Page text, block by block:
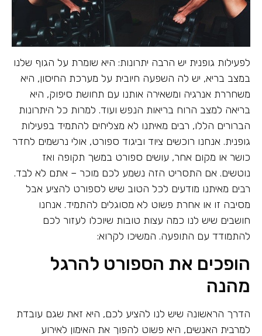
לפעילות גופנית יש הרבה יתרונות: היא שומרת על הגוף שלנו
במצב בריא, יש לה השפעה חיובית על מערכת החיסון, היא
משחררת אנרגיה ומשאירה אותנו עם תחושת סיפוק, היא
בריאה למצב הרוח בריאות הנפש ועוד. למרות כל היתרונות
הברורים הללו, רבים מאיתנו לא מצליחים להתמיד בפעילות
גופנית. אנחנו רוכשים ציוד וביגוד ספורט, אולי נרשמים לחדר
כושר או מקום אחר, עושים ספורט במשך תקופה ואז
נוטשים. אם התסריט הזה נשמע לכם מוכר – אתם לא לבד.
רבים מאיתנו מודעים לכל הטוב שיש לספורט להציע אבל
מסיבה זו או אחרת פשוט לא מסוגלים להתמיד. אנחנו
חושבים שיש לנו כמה עצות טובות שיוכלו לעזור לכם
להתמודד עם התופעה. המשיכו לקרוא:
הופכים את הספורט להרגל
מהנה
הדרך הראשונה שיש לנו להציע לכם, היא זאת שגם עובדת
למרבית האנשים, היא פשוט להפוך את האימון לאירוע